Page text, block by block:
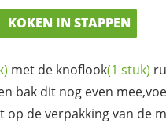
KOKEN IN STAPPEN
met de knoflook(1 stuk)
bak dit nog even
op de verpakking van de